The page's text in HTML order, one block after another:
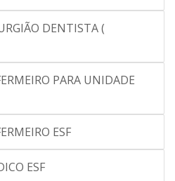
DENTISTA (
PARA UNIDADE
ESF
ESF